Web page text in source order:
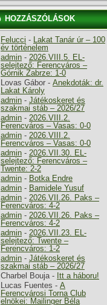
HOZZÁSZÓLÁSOK
Felucci - Lakat Tanár úr – 100
év történelem
admin - 2026.VIII.5. EL-
selejtező: Ferencváros –
Górnik Zabrze: 1-0
Lovas Gábor - Anekdoták: dr.
Lakat Károly
admin - Játékoskeret és
szakmai stáb – 2026/27
admin - 2026.VIII.2.
Ferencváros – Vasas: 0-0
admin - 2026.VIII.2.
Ferencváros – Vasas: 0-0
admin - 2026.VII.30. EL-
selejtező: Ferencváros –
Twente: 2-2
admin - Botka Endre
admin - Bamidele Yusuf
admin - 2026.VII.26. Paks –
Ferencváros: 4-2
admin - 2026.VII.26. Paks –
Ferencváros: 4-2
admin - 2026.VII.23. EL-
selejtező: Twente –
Ferencváros: 1-2
admin - Játékoskeret és
szakmai stáb – 2026/27
Charbel Bouja- Itt a háboru!
Lucas Fuentes - A
Ferencvárosi Torna Club
elnökei: Mailinger Béla